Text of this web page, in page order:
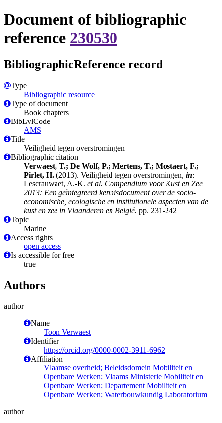
Document of bibliographic
reference 230530
BibliographicReference record
Type
Bibliographic resource
Type of document
Book chapters
BibLvlCode
AMS
Title
Veiligheid tegen overstromingen
Bibliographic citation
Verwaest, T.; De Wolf, P.; Mertens, T.; Mostaert, F.;
Pirlet, H. (2013). Veiligheid tegen overstromingen, in:
Lescrauwaet, A.-K. et al. Compendium voor Kust en Zee
2013: Een geïntegreerd kennisdocument over de socio-
economische, ecologische en institutionele aspecten van de
kust en zee in Vlaanderen en België. pp. 231-242
Topic
Marine
Access rights
open access
Is accessible for free
true
Authors
author
Name
Toon Verwaest
Identifier
https://orcid.org/0000-0002-3911-6962
Affiliation
Vlaamse overheid; Beleidsdomein Mobiliteit en
Openbare Werken; Vlaams Ministerie Mobiliteit en
Openbare Werken; Departement Mobiliteit en
Openbare Werken; Waterbouwkundig Laboratorium
author